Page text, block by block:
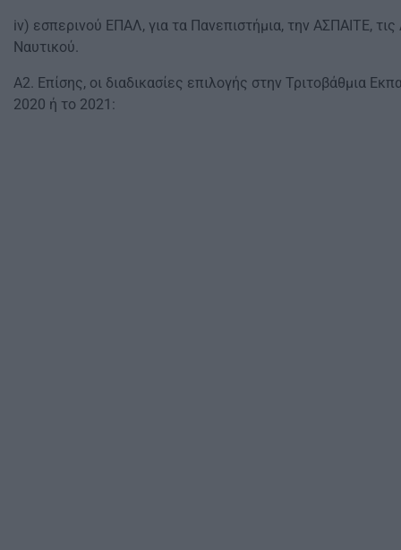
iv) εσπερινού ΕΠΑΛ, για τα Πανεπιστήμια, την ΑΣΠΑΙΤΕ,
Ναυτικού.
Α2. Επίσης, οι διαδικασίες επιλογής στην Τριτοβάθμια
2020 ή το 2021: